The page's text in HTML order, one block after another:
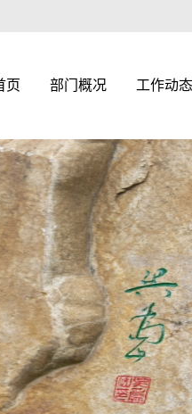
页 部门概况 工作动态